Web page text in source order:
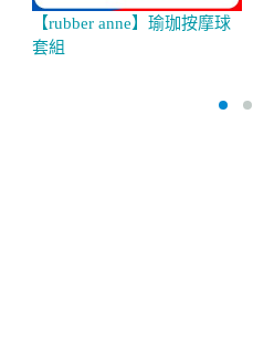
【rubber anne】瑜珈按摩球
套組